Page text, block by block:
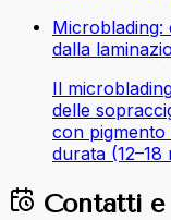
dalla
Il
delle
con
durata
Contatti